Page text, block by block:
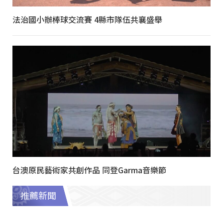
法治國小辦棒球交流賽 4縣市隊伍共襄盛舉
台澳原民藝術家共創作品 同登Garma音樂節
推薦新聞